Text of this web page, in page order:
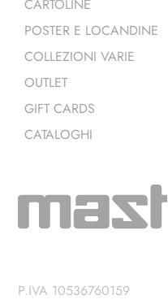
CARTOLINE
POSTER E LOCANDINE
COLLEZIONI VARIE
OUTLET
GIFT CARDS
CATALOGHI
P.IVA 10536760159